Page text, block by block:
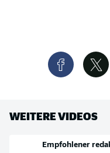
WEITERE VIDEOS
Empfohlener